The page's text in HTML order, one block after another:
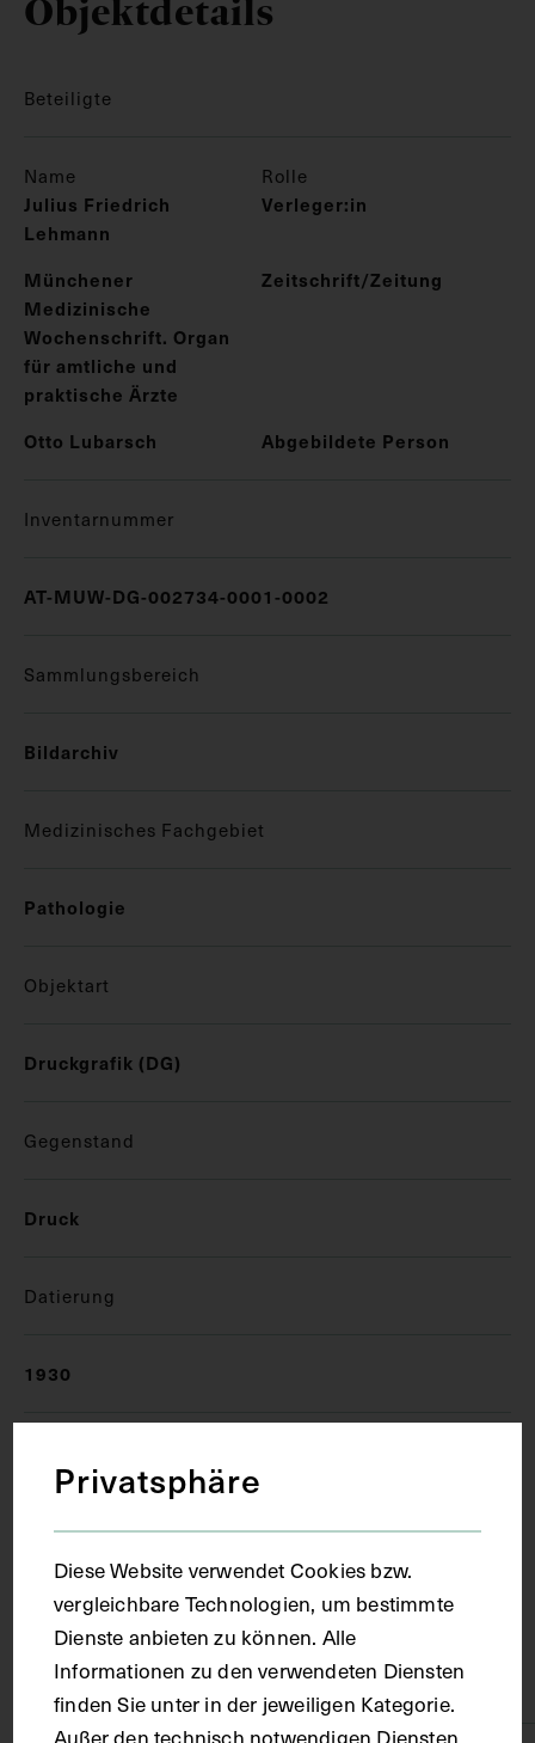
Objektdetails
Beteiligte
Name Rolle
Julius Friedrich
Lehmann
Verleger:in
Münchener
Medizinische
Wochenschrift. Organ
für amtliche und
praktische Ärzte
Zeitschrift/Zeitung
Otto Lubarsch Abgebildete Person
Inventarnummer
AT-MUW-DG-002734-0001-0002
Sammlungsbereich
Bildarchiv
Medizinisches Fachgebiet
Pathologie
Objektart
Druckgrafik (DG)
Gegenstand
Druck
Datierung
1930
Berlin
Material
Papier
Privatsphäre
Diese Website verwendet Cookies bzw.
vergleichbare Technologien, um bestimmte
Dienste anbieten zu können. Alle
Informationen zu den verwendeten Diensten
finden Sie unter in der jeweiligen Kategorie.